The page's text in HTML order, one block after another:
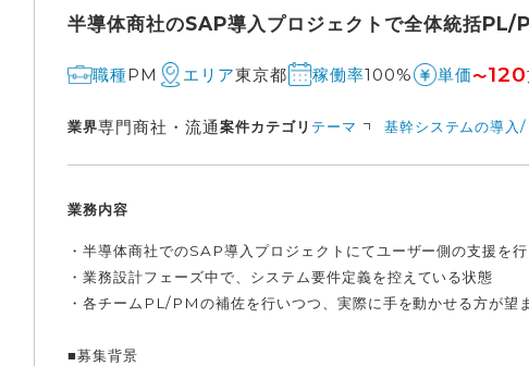
半導体商社のSAP導入プロジェクトで全体統括PL/
職種PM エリア東京都 稼働率100% 単価〜120
業界専門商社・流通案件カテゴリ テーマ 基幹システムの導入/
業務内容
・半導体商社でのSAP導入プロジェクトにてユーザー側の支援を行
・業務設計フェーズ中で、システム要件定義を控えている状態
・各チームPL/PMの補佐を行いつつ、実際に手を動かせる方が望
■募集背景